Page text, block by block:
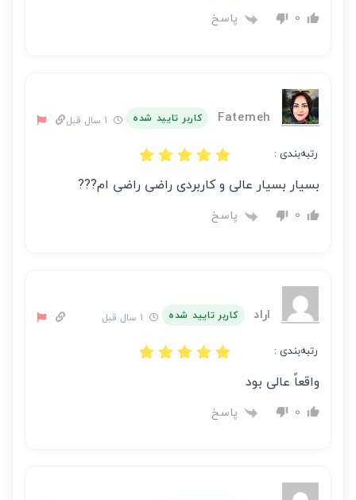
0 پاسخ
Fatemeh کاربر تایید شده
رتبه‌بندی :
بسیار بسیار عالی و کاربردی راضی راضی ام???
0 پاسخ
اراد کاربر تایید شده
رتبه‌بندی :
واقعاً عالی بود
0 پاسخ